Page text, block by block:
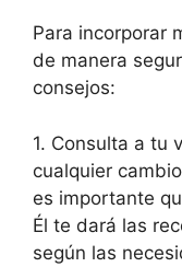
Para incorporar
de manera
consejos:
1. Consulta a tu
cualquier
es importante
Él te dará las
según las